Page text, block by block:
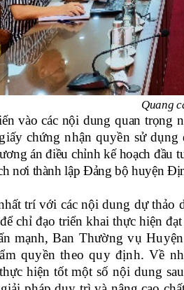
Quang
vàocác nội dung quan trọng
chứng nhận quyền sử
án điều chỉnh kế hoạch đầu
nơi thành lập Đảng bộ huyện
trí với các nội dung dự thảo
chỉ đạo triển khai thực hiện
mạnh, Ban Thường vụ
quyền theo quy định. Về
hiện tốt một số nội dung